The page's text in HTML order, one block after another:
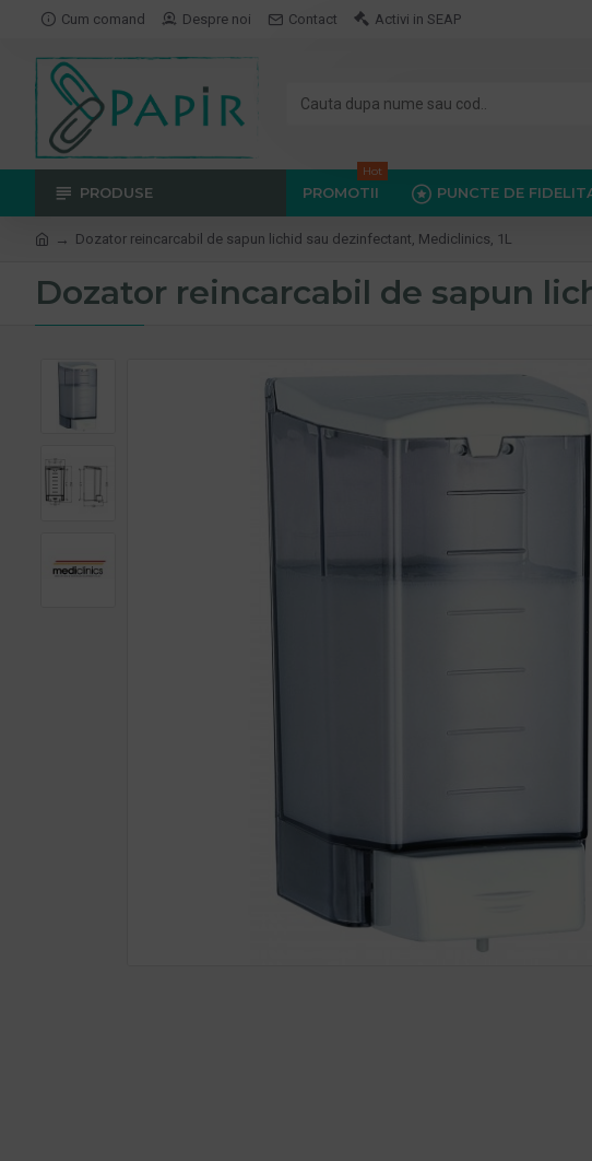
Cum comand Despre noi Contact Activi in SEAP
PRODUSE PROMOTII
Hot
PUNCTE DE
Dozator reincarcabil de sapun lichid sau dezinfectant, Mediclinics, 1L
Dozator reincarcabil de sapun